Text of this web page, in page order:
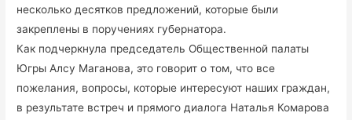
несколько десятков предложений, которые были
закреплены в поручениях губернатора.
Как подчеркнула председатель Общественной палаты
Югры Алсу Маганова, это говорит о том, что все
пожелания, вопросы, которые интересуют наших граждан,
в результате встреч и прямого диалога Наталья Комарова